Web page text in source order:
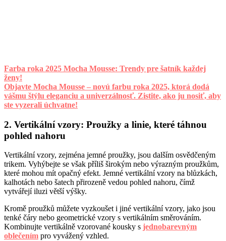
Farba roka 2025 Mocha Mousse: Trendy pre šatník každej
ženy!
Objavte Mocha Mousse – novú farbu roka 2025, ktorá dodá
vášmu štýlu eleganciu a univerzálnosť. Zistite, ako ju nosiť, aby
ste vyzerali úchvatne!
2. Vertikální vzory: Proužky a linie, které táhnou
pohled nahoru
Vertikální vzory, zejména jemné proužky, jsou dalším osvědčeným
trikem. Vyhýbejte se však příliš širokým nebo výrazným proužkům,
které mohou mít opačný efekt. Jemné vertikální vzory na blůzkách,
kalhotách nebo šatech přirozeně vedou pohled nahoru, čímž
vytvářejí iluzi větší výšky.
Kromě proužků můžete vyzkoušet i jiné vertikální vzory, jako jsou
tenké čáry nebo geometrické vzory s vertikálním směrováním.
Kombinujte vertikálně vzorované kousky s jednobarevným
oblečením pro vyvážený vzhled.